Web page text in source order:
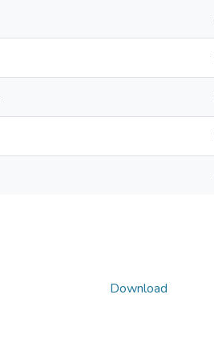
Download